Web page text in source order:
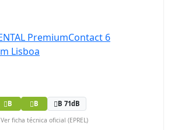
B B B 71dB
Ver ficha técnica oficial (EPREL)